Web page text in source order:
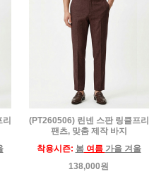
(PT260506) 린넨 스판 링클프리
팬츠, 맞춤 제작 바지
착용시즌: 봄여름 가을 겨울
138,000원